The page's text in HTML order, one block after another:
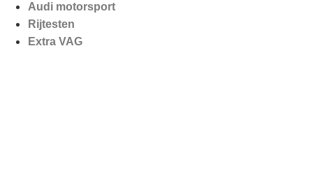
Audi motorsport
Rijtesten
Extra VAG